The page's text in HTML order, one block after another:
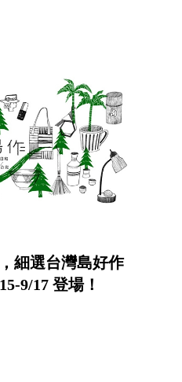
細選台灣島好作
9/17 登場！